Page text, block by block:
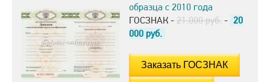
образца с 2010 года
ГОСЗНАК - 21.000 руб. - 20
000 руб.